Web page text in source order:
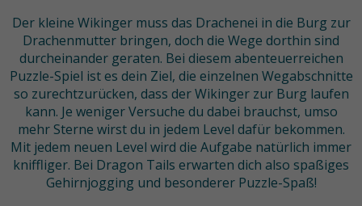
Der kleine Wikinger muss das Drachenei in die Burg zur
Drachenmutter bringen, doch die Wege dorthin sind
durcheinander geraten. Bei diesem abenteuerreichen
Puzzle-Spiel ist es dein Ziel, die einzelnen Wegabschnitte
so zurechtzurücken, dass der Wikinger zur Burg laufen
kann. Je weniger Versuche du dabei brauchst, umso
mehr Sterne wirst du in jedem Level dafür bekommen.
Mit jedem neuen Level wird die Aufgabe natürlich immer
kniffliger. Bei Dragon Tails erwarten dich also spaßiges
Gehirnjogging und besonderer Puzzle-Spaß!